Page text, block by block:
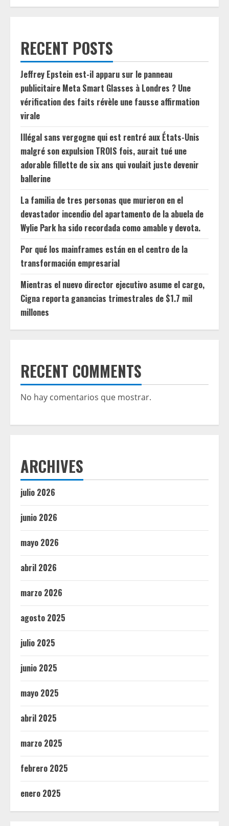
RECENT POSTS
Jeffrey Epstein est-il apparu sur le panneau
publicitaire Meta Smart Glasses à Londres ? Une
vérification des faits révèle une fausse affirmation
virale
Illégal sans vergogne qui est rentré aux États-Unis
malgré son expulsion TROIS fois, aurait tué une
adorable fillette de six ans qui voulait juste devenir
ballerine
La familia de tres personas que murieron en el
devastador incendio del apartamento de la abuela de
Wylie Park ha sido recordada como amable y devota.
Por qué los mainframes están en el centro de la
transformación empresarial
Mientras el nuevo director ejecutivo asume el cargo,
Cigna reporta ganancias trimestrales de $1.7 mil
millones
RECENT COMMENTS
No hay comentarios que mostrar.
ARCHIVES
julio 2026
junio 2026
mayo 2026
abril 2026
marzo 2026
agosto 2025
julio 2025
junio 2025
mayo 2025
abril 2025
marzo 2025
febrero 2025
enero 2025